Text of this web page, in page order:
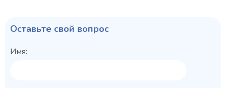
Оставьте свой вопрос
Имя: